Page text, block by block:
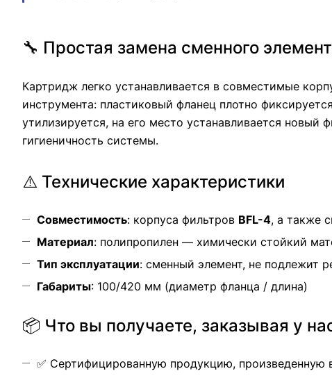
🔧 Простая замена сменного
Картридж легко устанавливается в совместимые
инструмента: пластиковый фланец плотно
утилизируется, на его место устанавливается
гигиеничность системы.
⚠️ Технические характеристики
Совместимость: корпуса фильтров BFL-4, а также
Материал: полипропилен — химически стойкий
Тип эксплуатации: сменный элемент, не подлежит
Габариты: 100/420 мм (диаметр фланца / длина)
📦 Что вы получаете, заказывая у
✅ Сертифицированную продукцию, произведенную